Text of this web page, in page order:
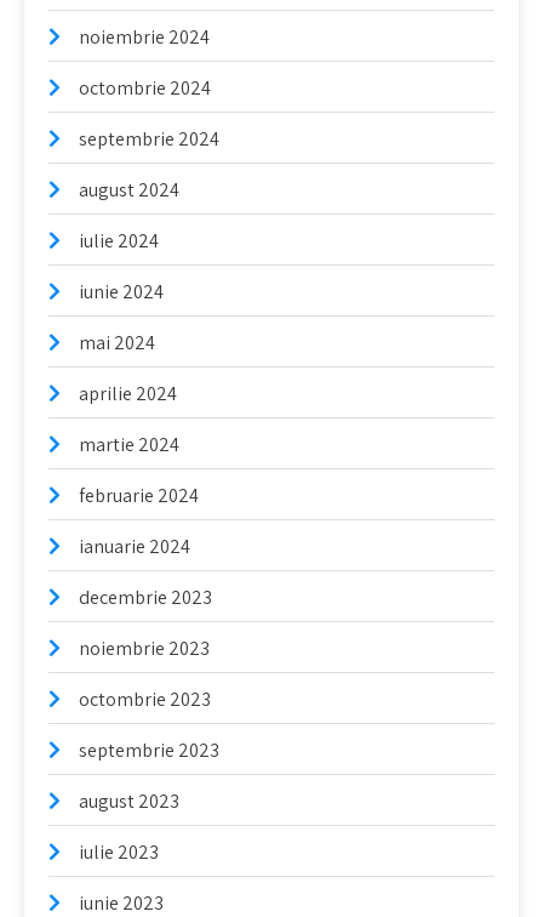
noiembrie 2024
octombrie 2024
septembrie 2024
august 2024
iulie 2024
iunie 2024
mai 2024
aprilie 2024
martie 2024
februarie 2024
ianuarie 2024
decembrie 2023
noiembrie 2023
octombrie 2023
septembrie 2023
august 2023
iulie 2023
iunie 2023